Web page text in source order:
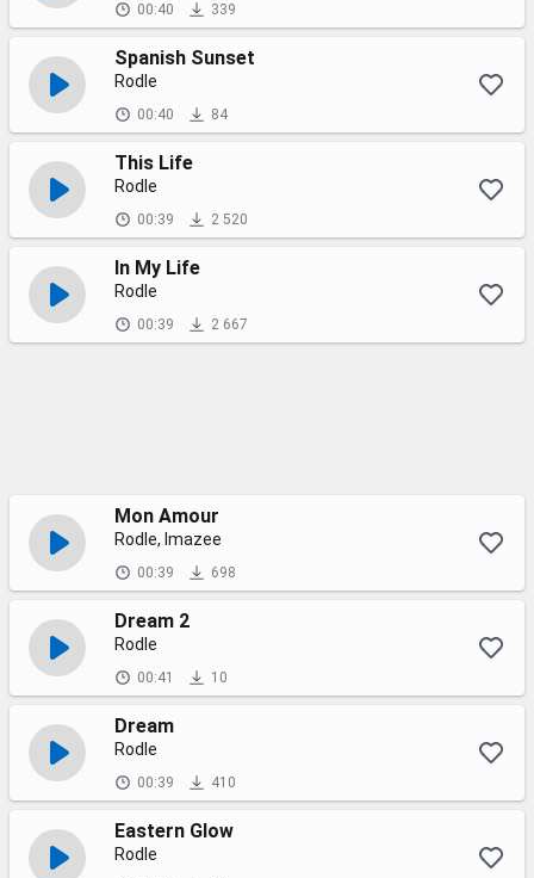
00:40 339
Spanish Sunset
Rodle
00:40 84
This Life
Rodle
00:39 2 520
In My Life
Rodle
00:39 2 667
Mon Amour
Rodle, Imazee
00:39 698
Dream 2
Rodle
00:41 10
Dream
Rodle
00:39 410
Eastern Glow
Rodle